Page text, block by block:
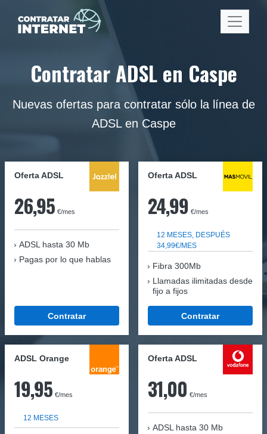
Contratar ADSL en Caspe
Nuevas ofertas para contratar sólo la línea de
ADSL en Caspe
Oferta ADSL
26,95 €/mes
ADSL hasta 30 Mb
Pagas por lo que hablas
Contratar
Oferta ADSL
24,99 €/mes
12 MESES, DESPUÉS
34,99€/MES
Fibra 300Mb
Llamadas ilimitadas desde
fijo a fijos
Contratar
ADSL Orange
19,95 €/mes
12 MESES
Oferta ADSL
31,00 €/mes
ADSL hasta 30 Mb